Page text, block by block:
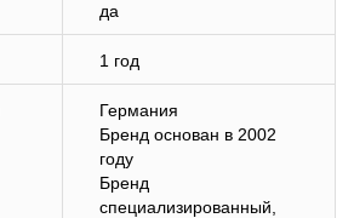
да
1 год
Германия
Бренд основан в 2002
году
Бренд
специализированный,